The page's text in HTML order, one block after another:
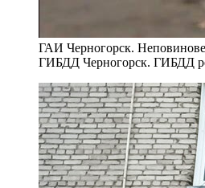
ГАИ Черногорск.
ГИБДД Черногорск. ГИБДД